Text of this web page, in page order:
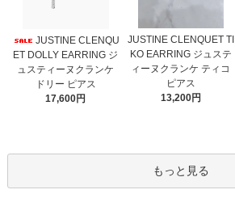
JUSTINE CLENQU
ET DOLLY EARRING ジ
ュスティーヌクランケ
ドリー ピアス
17,600円
JUSTINE CLENQUET TI
KO EARRING ジュステ
ィーヌクランケ ティコ
ピアス
13,200円
もっと見る